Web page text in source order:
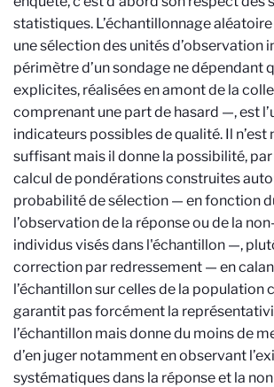
statistiques. L’échantillonnage
une sélection des unités d’observation
périmètre d’un sondage ne dépendant
explicites, réalisées en amont de la
comprenant une part de hasard —, est
indicateurs possibles de qualité. Il n’est
suffisant mais il donne la possibilité, par
calcul de pondérations construites
probabilité de sélection — en fonction
l’observation de la réponse ou de la
individus visés dans l'échantillon —,
correction par redressement — en
l’échantillon sur celles de la population
garantit pas forcément la
l’échantillon mais donne du moins de
d’en juger notamment en observant
systématiques dans la réponse et la